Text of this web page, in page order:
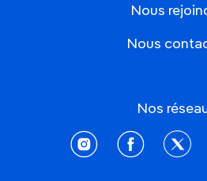
Nous
Nous
Nos
instagramfacebooktwitter